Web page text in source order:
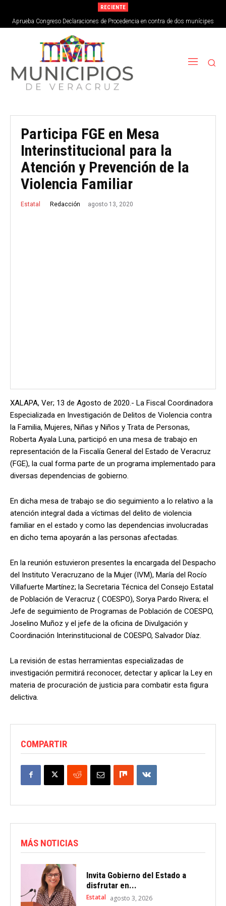
RECIENTE
Aprueba Congreso Declaraciones de Procedencia en contra de dos munícipes
Participa FGE en Mesa
Interinstitucional para la
Atención y Prevención de la
Violencia Familiar
Estatal Redacción agosto 13, 2020
XALAPA, Ver; 13 de Agosto de 2020.- La Fiscal Coordinadora
Especializada en Investigación de Delitos de Violencia contra
la Familia, Mujeres, Niñas y Niños y Trata de Personas,
Roberta Ayala Luna, participó en una mesa de trabajo en
representación de la Fiscalía General del Estado de Veracruz
(FGE), la cual forma parte de un programa implementado para
diversas dependencias de gobierno.
En dicha mesa de trabajo se dio seguimiento a lo relativo a la
atención integral dada a víctimas del delito de violencia
familiar en el estado y como las dependencias involucradas
en dicho tema apoyarán a las personas afectadas.
En la reunión estuvieron presentes la encargada del Despacho
del Instituto Veracruzano de la Mujer (IVM), María del Rocío
Villafuerte Martínez; la Secretaria Técnica del Consejo Estatal
de Población de Veracruz ( COESPO), Sorya Pardo Rivera; el
Jefe de seguimiento de Programas de Población de COESPO,
Joselino Muñoz y el jefe de la oficina de Divulgación y
Coordinación Interinstitucional de COESPO, Salvador Díaz.
La revisión de estas herramientas especializadas de
investigación permitirá reconocer, detectar y aplicar la Ley en
materia de procuración de justicia para combatir esta figura
delictiva.
COMPARTIR
MÁS NOTICIAS
Invita Gobierno del Estado a
disfrutar en...
Estatal agosto 3, 2026